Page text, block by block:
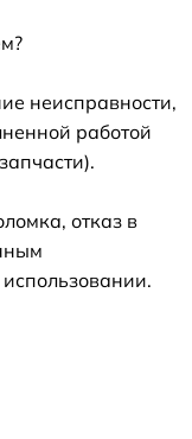
неисправности,
работой
отказ в